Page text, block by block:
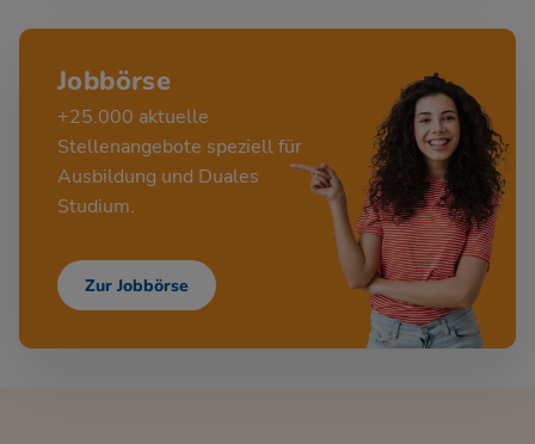
Jobbörse
+25.000 aktuelle
Stellenangebote speziell für
Ausbildung und Duales
Studium.
Zur Jobbörse